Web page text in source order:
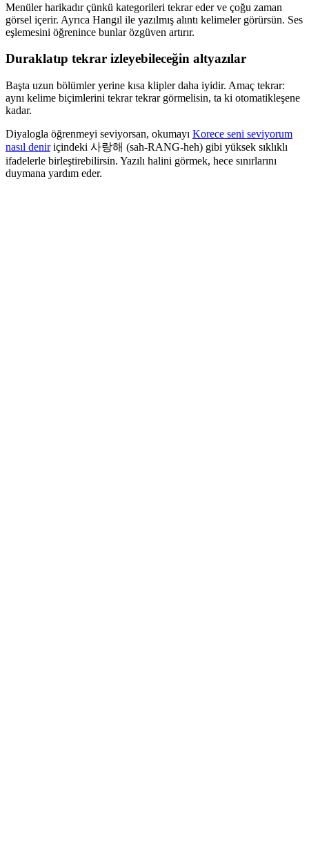
Menüler harikadır çünkü kategorileri tekrar eder ve çoğu zaman
görsel içerir. Ayrıca Hangıl ile yazılmış alıntı kelimeler görürsün. Ses
eşlemesini öğrenince bunlar özgüven artırır.
Duraklatıp tekrar izleyebileceğin altyazılar
Başta uzun bölümler yerine kısa klipler daha iyidir. Amaç tekrar:
aynı kelime biçimlerini tekrar tekrar görmelisin, ta ki otomatikleşene
kadar.
Diyalogla öğrenmeyi seviyorsan, okumayı Korece seni seviyorum
nasıl deniriçindeki 사랑해 (sah-RANG-heh) gibi yüksek sıklıklı
ifadelerle birleştirebilirsin. Yazılı halini görmek, hece sınırlarını
duymana yardım eder.